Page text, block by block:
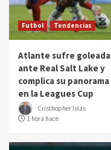
Futbol Tendencias
Atlante sufre goleada
ante Real Salt Lake y
complica su panorama
en la Leagues Cup
Cristhopher Islas
1 hora hace